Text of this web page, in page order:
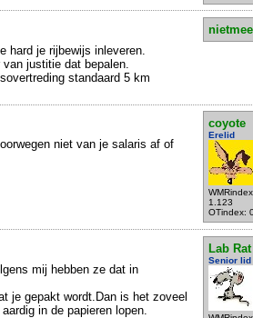
hard je rijbewijs inleveren.
justitie dat bepalen.
standaard 5 km
coyote
Erelid
1.123
OTindex:
niet van je salaris af of
Lab Rat
Senior lid
mij hebben ze dat in
je gepakt wordt.Dan is het zoveel
in de papieren lopen.